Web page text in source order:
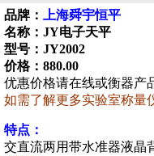
品牌：
上海舜宇恒平
名称：JY电子天平
型号：JY2002
价格：880.00
优惠价格请在线或衡器产
如需了解更多实验室称量
特点：
交直流两用带水准器液晶